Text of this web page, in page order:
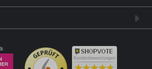
Kundenbewertungen